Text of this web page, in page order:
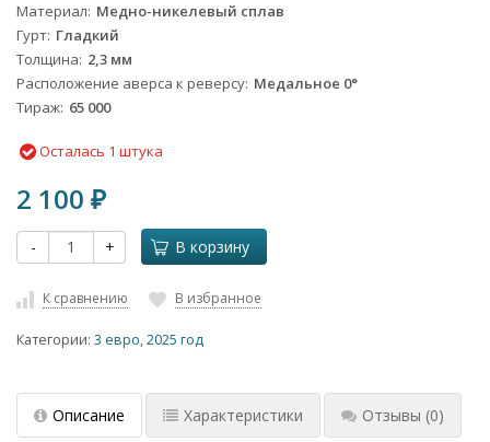
Материал Медно-никелевый сплав
Гурт Гладкий
Толщина 2,3 мм
Расположение аверса к реверсу Медальное 0°
Тираж 65 000
Осталась 1 штука
2 100 ₽
- + В корзину
К сравнению В избранное
Категории: 3 евро,2025 год
Описание Характеристики Отзывы (0)